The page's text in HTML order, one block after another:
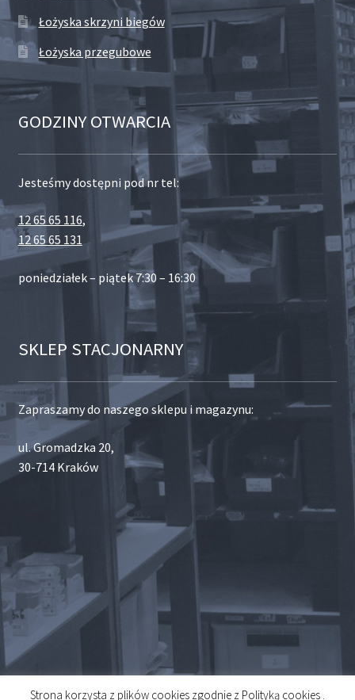
Łożyska skrzyni biegów
Łożyska przegubowe
GODZINY OTWARCIA
Jesteśmy dostępni pod nr tel:
12 65 65 116,
12 65 65 131
poniedziałek – piątek 7:30 – 16:30
SKLEP STACJONARNY
Zapraszamy do naszego sklepu i magazynu:
ul. Gromadzka 20,
30-714 Kraków
Strona korzysta z plików cookies zgodnie z Polityką cookies .